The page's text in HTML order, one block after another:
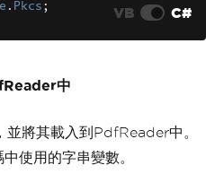
. Pkcs ; VB C#
中
將其載入到PdfReader中。
使用的字串變數。